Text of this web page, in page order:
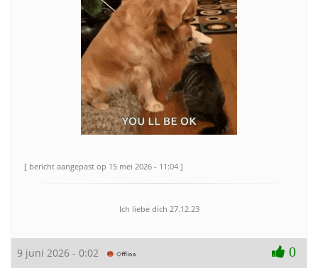
[ bericht aangepast op 15 mei 2026 - 11:04 ]
Ich liebe dich 27.12.23
9 juni 2026 - 0:02 0